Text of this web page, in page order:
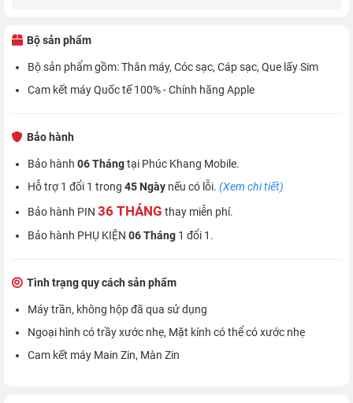
Bộ sản phẩm
Bộ sản phẩm gồm: Thân máy, Cóc sạc, Cáp sạc, Que lấy Sim
Cam kết máy Quốc tế 100% - Chính hãng Apple
Bảo hành
Bảo hành 06 Thángtại Phúc Khang Mobile.
Hỗ trợ 1 đổi 1 trong 45 Ngày nếu có lỗi. (Xem chi tiết)
Bảo hành PIN 36 THÁNG thay miễn phí.
Bảo hành PHỤ KIỆN 06 Tháng 1 đổi 1.
Tình trạng quy cách sản phẩm
Máy trần, không hộp đã qua sử dụng
Ngoại hình có trầy xước nhẹ, Mặt kính có thể có xước nhẹ
Cam kết máy Main Zin, Màn Zin